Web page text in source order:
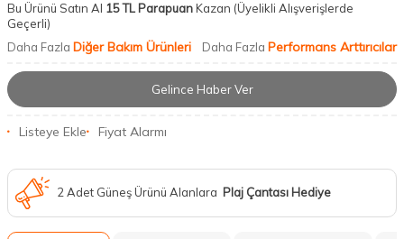
Bu Ürünü Satın Al 15 TL ParapuanKazan (Üyelikli Alışverişlerde
Geçerli)
Daha Fazla Diğer Bakım Ürünleri Daha Fazla Performans Arttırıcılar
Gelince Haber Ver
Listeye Ekle Fiyat Alarmı
2 Adet Güneş Ürünü Alanlara Plaj Çantası Hediye